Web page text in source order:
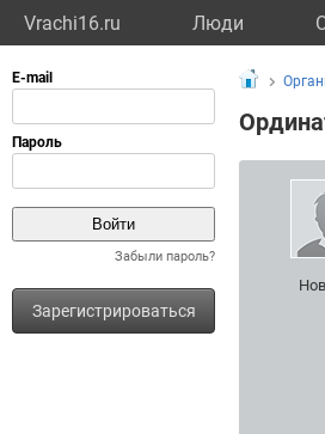
Vrachi16.ru Люди
Забыли пароль?
Зарегистрироваться